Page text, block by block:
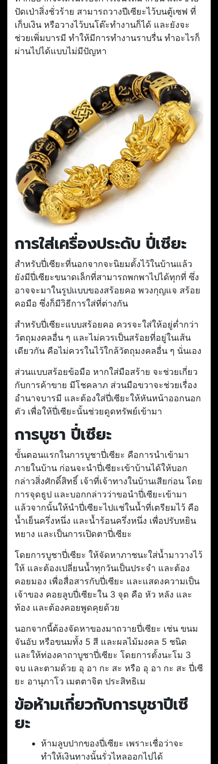
ปัดเป่าสิ่งชั่วร้าย สามารถวางปีเซียะไว้บนตู้เซฟ ที่
เก็บเงิน หรือวางไว้บนโต๊ะทำงานก็ได้ และยังจะ
ช่วยเพิ่มบารมี ทำให้มีการทำงานราบรื่น ทำอะไรก็
ผ่านไปได้แบบไม่มีปัญหา
การใส่เครื่องประดับ ปี่เซียะ
สำหรับปี่เซียะที่นอกจากจะนิยมตั้งไว้ในบ้านแล้ว
ยังมีปี่เซียะขนาดเล็กที่สามารถพกพาไปได้ทุกที่ ซึ่ง
อาจจะมาในรูปแบบของสร้อยคอ พวงกุญแจ สร้อย
คอมือ ซึ่งก็มีวิธีการใส่ที่ต่างกัน
สำหรับปี่เซียะแบบสร้อยคอ ควรจะใส่ให้อยู่ต่ำกว่า
วัตถุมงคลอื่น ๆ และไม่ควรเป็นสร้อยที่อยู่ในเส้น
เดียวกัน คือไม่ควรในไว้ใกล้วัตถุมงคลอื่น ๆ นั่นเอง
ส่วนแบบสร้อยข้อมือ หากใส่มือสร้าย จะช่วยเกี่ยว
กับการค้าขาย มีโชคลาภ ส่วนมือขวาจะช่วยเรื่อง
อำนาจบารมี และต้องใส่ปี่เซียะให้หันหน้าออกนอก
ตัว เพื่อให้ปี่เซียะนั้นช่วยดูดทรัพย์เข้ามา
การบูชา ปี่เซียะ
ขั้นตอนแรกในการบูชาปี่เซียะ คือการนำเข้ามา
ภายในบ้าน ก่อนจะนำปี่เซียะเข้าบ้านได้ให้บอก
กล่าวสิ่งศักดิ์สิทธิ์ เจ้าที่เจ้าทางในบ้านเสียก่อน โดย
การจุดธูป และบอกกล่าวว่าขอนำปี่เซียะเข้ามา
แล้วจากนั้นให้นำปี่เซียะไปแช่ในน้ำที่เตรียมไว้ คือ
น้ำเย็นครึ่งหนึ่ง และน้ำร้อนครึ่งหนึ่ง เพื่อปรับหยิน
หยาง และเป็นการเปิดตาปี่เซียะ
โดยการบูชาปี่เซียะ ให้จัดหาภาชนะใส่น้ำมาวางไว้
ให้ และต้องเปลี่ยนน้ำทุกวันเป็นประจำ และต้อง
คอยมอง เพื่อสื่อสารกับปี่เซียะ และแสดงความเป็น
เจ้าของ คอยลูบปี่เซียะใน 3 จุด คือ หัว หลัง และ
ท้อง และต้องคอยพูดคุยด้วย
นอกจากนี้ต้องจัดหาของมาถวายปี่เซียะ เช่น ขนม
จันอับ หรือขนมทั้ง 5 สี และผลไม้มงคล 5 ชนิด
และให้ท่องคาถาบูชาปี่เซียะ โดยการตั้งนะโม 3
จบ และตามด้วย อุ อา กะ สะ หรือ อุ อา กะ สะ ปี่เซี
ยะ อานุภาโว เมตตาจิต ประสิทธิเม
ข้อห้ามเกี่ยวกับการบูชาปีเซี
ยะ
ห้ามลูบปากของปี่เซียะ เพราะเชื่อว่าจะ
ทำให้เงินทางนั้นรั่วไหลออกไปได้